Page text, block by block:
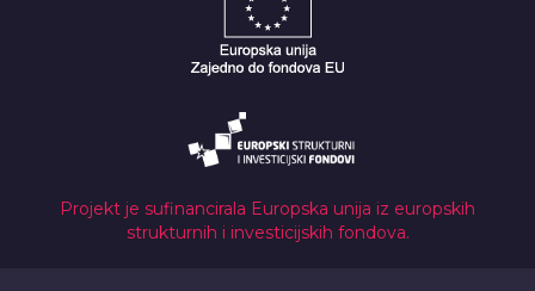
Projekt je sufinancirala Europska unija iz europskih
strukturnih i investicijskih fondova.